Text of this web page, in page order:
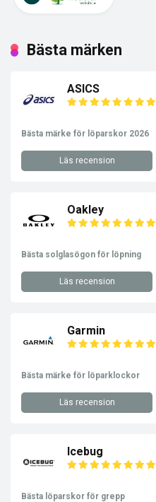
Bästa märken
ASICS
Bästa märke för löparskor 2026
Läs recension
Oakley
Bästa solglasögon för löpning
Läs recension
Garmin
Bästa märke för löparklockor
Läs recension
Icebug
Bästa löparskor för grepp